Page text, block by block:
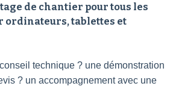
de chantier pour tous les
ordinateurs, tablettes et
technique ? une démonstration
? un accompagnement avec une